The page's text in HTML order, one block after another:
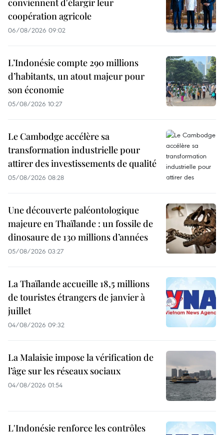
conviennent d'élargir leur
coopération agricole
06/08/2026 09:02
L’Indonésie compte 290 millions
d’habitants, un atout majeur pour
son économie
05/08/2026 10:27
Le Cambodge accélère sa
transformation industrielle pour
attirer des investissements de qualité
05/08/2026 08:28
Une découverte paléontologique
majeure en Thaïlande : un fossile de
dinosaure de 130 millions d’années
05/08/2026 03:27
La Thaïlande accueille 18,5 millions
de touristes étrangers de janvier à
juillet
04/08/2026 09:32
La Malaisie impose la vérification de
l’âge sur les réseaux sociaux
04/08/2026 01:54
L'Indonésie renforce les contrôles